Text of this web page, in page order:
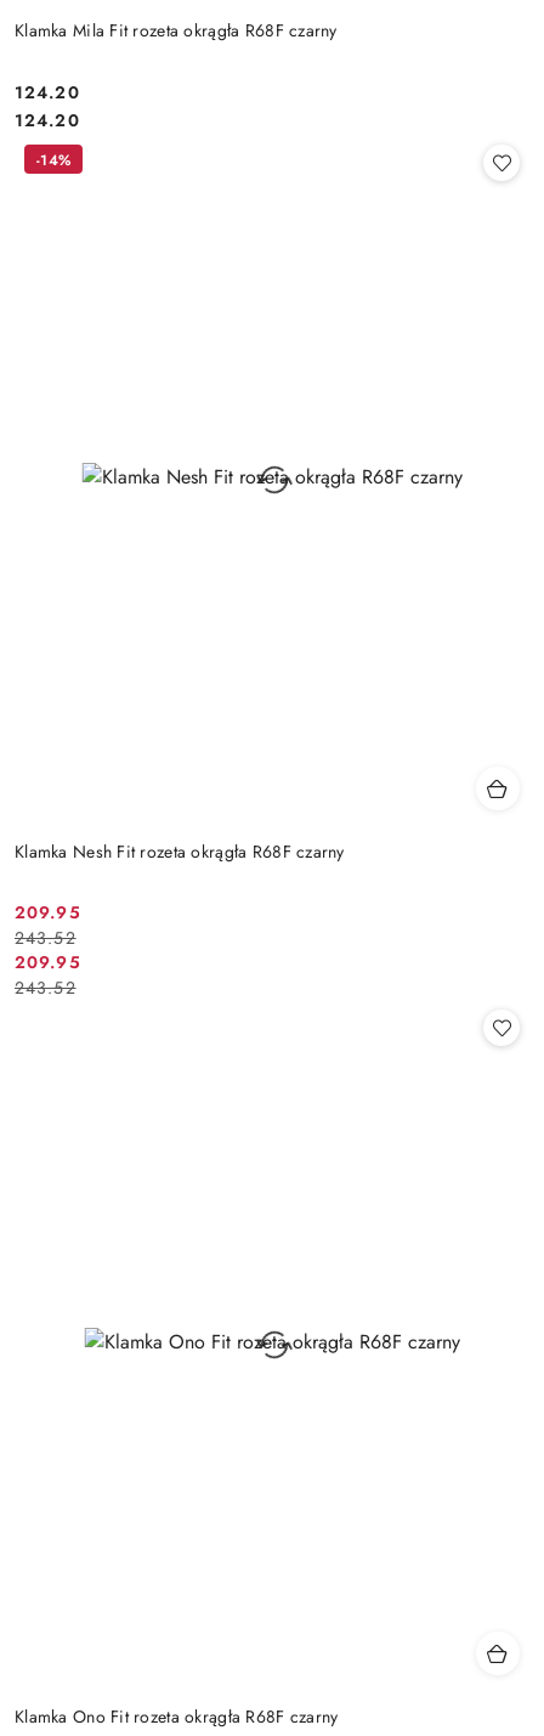
Klamka Mila Fit rozeta okrągła R68F czarny
Cena:
124.20
Cena:
124.20
Klamka Nesh Fit rozeta okrągła R68F czarny
Cena
promocyjna:
209.95
Cena
przed
promocją:
243.52
Cena
promocyjna:
209.95
Cena
przed
243.52
-14%
Klamka Ono Fit rozeta okrągła R68F czarny